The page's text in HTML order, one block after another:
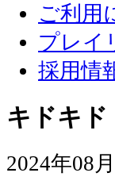
ご利用
プレイ
採用情
キドキ
2024年08